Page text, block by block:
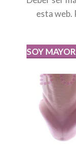
esta web.
SOY